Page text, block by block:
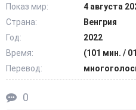
пансионат на озере
собираются одноклассники
друзья, давнишние
снова проводят выходные
своему с кучей шуток и
насколько возможно. И,
Франсишке для искупления
Показ мир:
4 августа
Страна:
Венгрия
Год:
2022
Время:
(101 мин. /
Перевод:
0